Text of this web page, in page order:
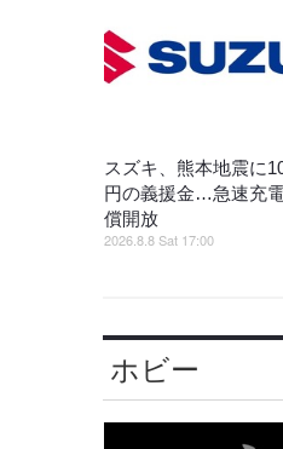
スズキ、熊本地震に
円の義援金…急速充
償開放
2026.8.8 Sat 17:00
ホビー